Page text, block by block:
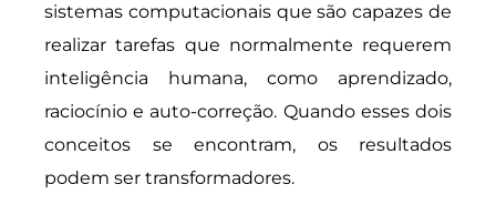
sistemas computacionais que são capazes de
realizar tarefas que normalmente requerem
inteligência humana, como aprendizado,
raciocínio e auto-correção. Quando esses dois
conceitos se encontram, os resultados
podem ser transformadores.